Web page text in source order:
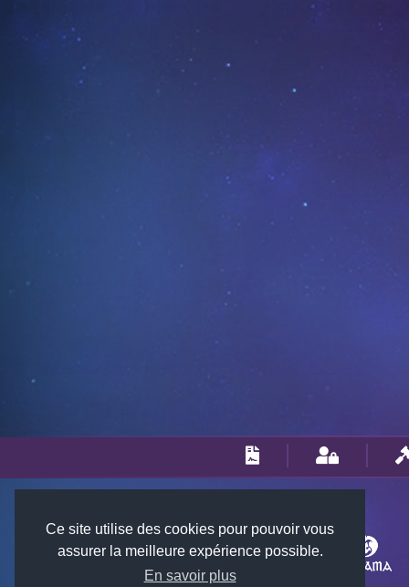
Ce site utilise des cookies pour pouvoir vous
assurer la meilleure expérience possible.
En savoir plus